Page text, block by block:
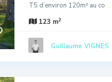
T5 d’environ 120m² au co ...
123 m2
Guillaume VIGNES